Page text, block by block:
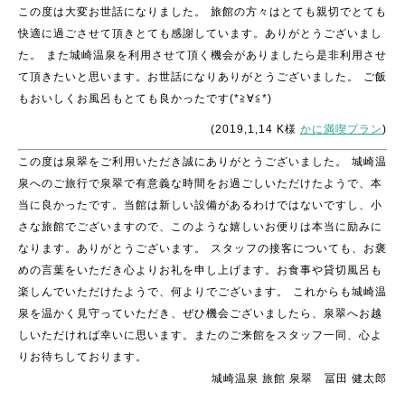
この度は大変お世話になりました。
旅館の方々はとても親切でとても
快適に過ごさせて頂きとても感謝しています。ありがとうございまし
た。
また城崎温泉を利用させて頂く機会がありましたら是非利用させ
て頂きたいと思います。お世話になりありがとうございました。
ご飯
もおいしくお風呂もとても良かったです(*≧∀≦*)
(2019,1,14 K様 かに満喫プラン)
この度は泉翠をご利用いただき誠にありがとうございました。
城崎温
泉へのご旅行で泉翠で有意義な時間をお過ごしいただけたようで、本
当に良かったです。当館は新しい設備があるわけではないですし、小
さな旅館でございますので、このような嬉しいお便りは本当に励みに
なります。ありがとうございます。
スタッフの接客についても、お褒
めの言葉をいただき心よりお礼を申し上げます。お食事や貸切風呂も
楽しんでいただけたようで、何よりでございます。
これからも城崎温
泉を温かく見守っていただき、ぜひ機会ございましたら、泉翠へお越
しいただければ幸いに思います。またのご来館をスタッフ一同、心よ
りお待ちしております。
城崎温泉 旅館 泉翠 冨田 健太郎